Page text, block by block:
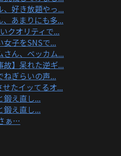
、好き放題やっ...
、あまりにも多...
クオリティで...
女子をSNSで...
さん、ベッカム...
故】呆れた逆ギ...
ねぎらいの声...
たイッてるオ...
鍛え直し...
鍛え直し...
ぁ…